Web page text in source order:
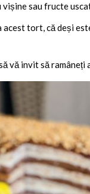
sau fructe
tort, că deși
vă invit să